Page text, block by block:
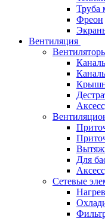
Труба
Фреон
Вентиляция
Для
Сетевые